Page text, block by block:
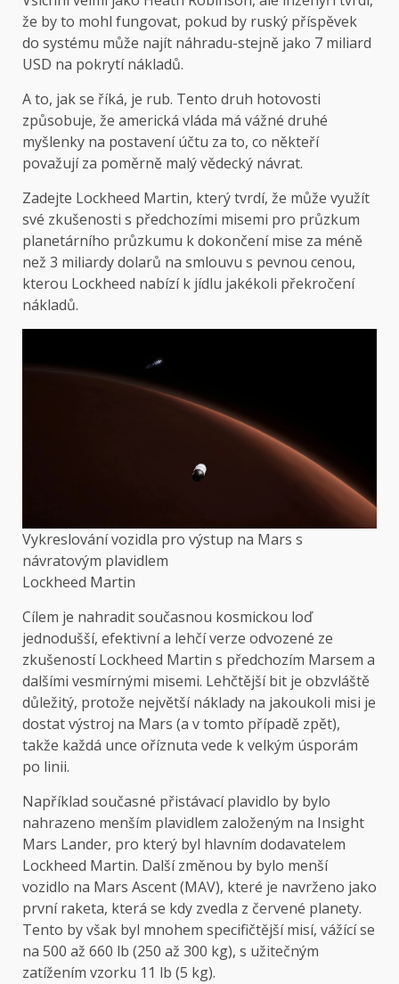
že by to mohl fungovat, pokud by ruský příspěvek
do systému může najít náhradu-stejně jako 7 miliard
USD na pokrytí nákladů.
A to, jak se říká, je rub. Tento druh hotovosti
způsobuje, že americká vláda má vážné druhé
myšlenky na postavení účtu za to, co někteří
považují za poměrně malý vědecký návrat.
Zadejte Lockheed Martin, který tvrdí, že může využít
své zkušenosti s předchozími misemi pro průzkum
planetárního průzkumu k dokončení mise za méně
než 3 miliardy dolarů na smlouvu s pevnou cenou,
kterou Lockheed nabízí k jídlu jakékoli překročení
nákladů.
Vykreslování vozidla pro výstup na Mars s
návratovým plavidlem
Lockheed Martin
Cílem je nahradit současnou kosmickou loď
jednodušší, efektivní a lehčí verze odvozené ze
zkušeností Lockheed Martin s předchozím Marsem a
dalšími vesmírnými misemi. Lehčtější bit je obzvláště
důležitý, protože největší náklady na jakoukoli misi je
dostat výstroj na Mars (a v tomto případě zpět),
takže každá unce oříznuta vede k velkým úsporám
po linii.
Například současné přistávací plavidlo by bylo
nahrazeno menším plavidlem založeným na Insight
Mars Lander, pro který byl hlavním dodavatelem
Lockheed Martin. Další změnou by bylo menší
vozidlo na Mars Ascent (MAV), které je navrženo jako
první raketa, která se kdy zvedla z červené planety.
Tento by však byl mnohem specifičtější misí, vážící se
na 500 až 660 lb (250 až 300 kg), s užitečným
zatížením vzorku 11 lb (5 kg).